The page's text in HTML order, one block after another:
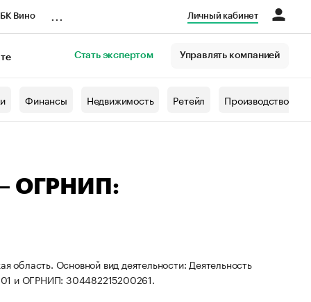
Вино Личный кабинет
Стать экспертом Управлять компанией
Финансы Недвижимость Ретейл Производство
— ОГРНИП:
область. Основной вид деятельности: Деятельность
и ОГРНИП: 304482215200261.